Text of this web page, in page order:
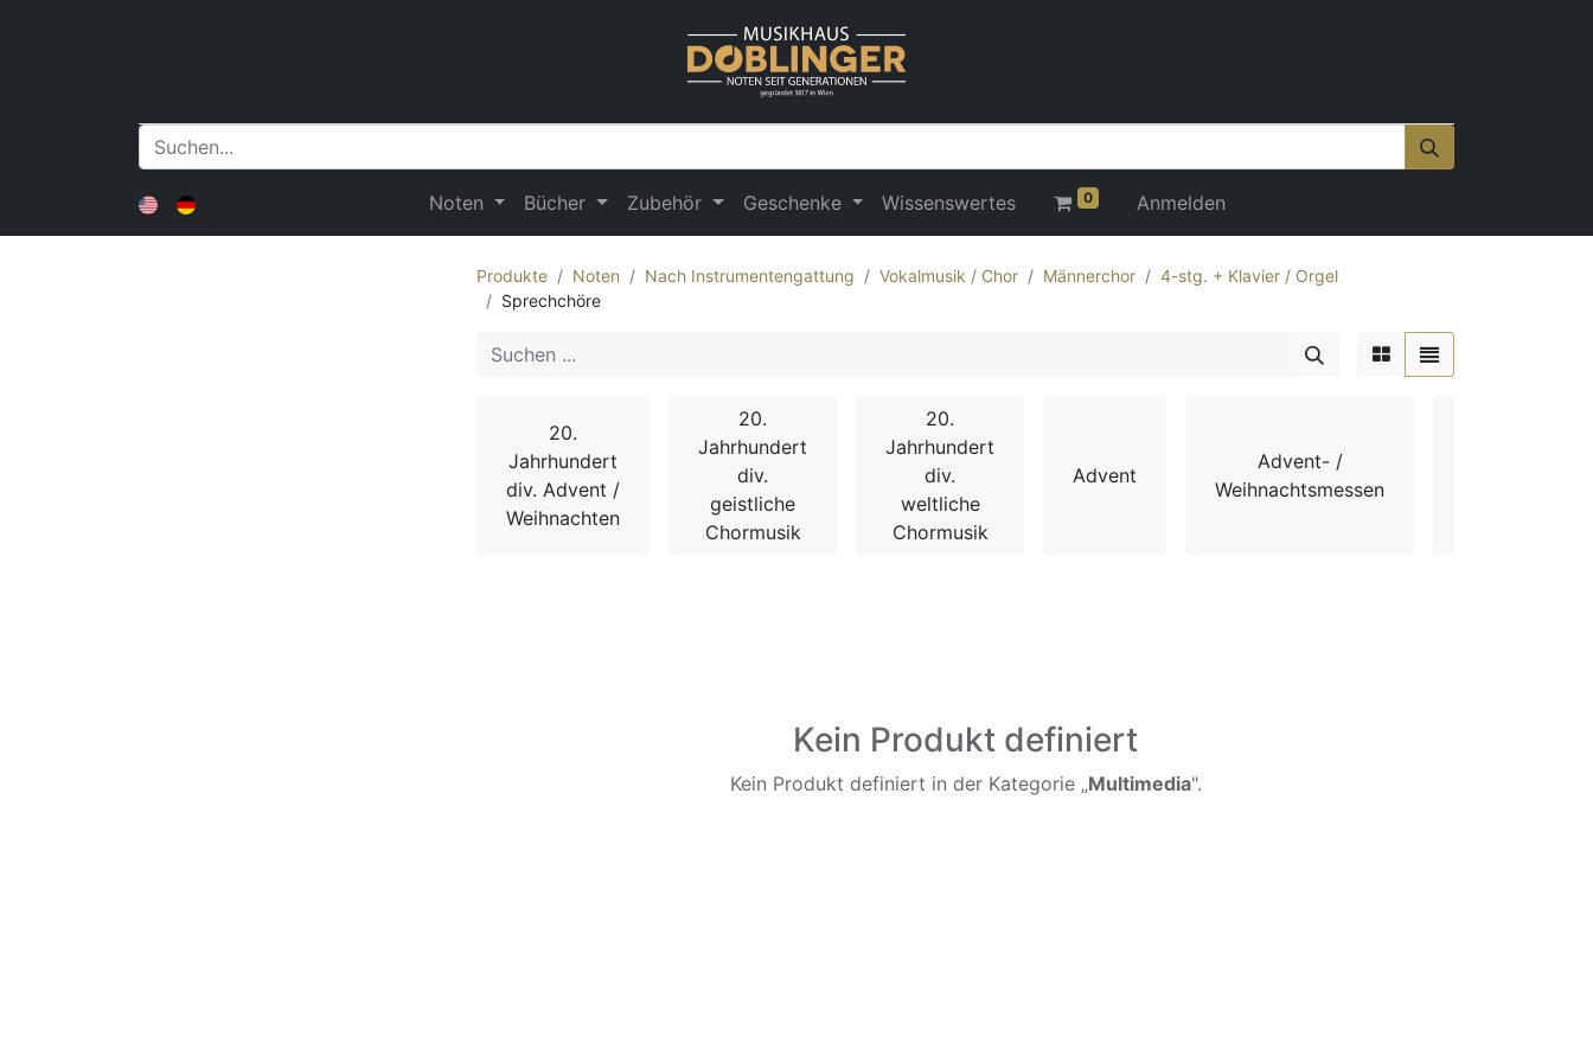
Noten Bücher Zubehör Geschenke Wissenswertes 0 Anmelden
Produkte Noten Nach Instrumentengattung Vokalmusik / Chor Männerchor
4-stg. + Klavier / Orgel
Sprechchöre
20.
Jahrhundert
div. Advent /
Weihnachten
20.
Jahrhundert
div.
geistliche
Chormusik
20.
Jahrhundert
div.
weltliche
Chormusik
Advent
Advent- /
Weihnachtsmessen
Kein Produkt definiert
Kein Produkt definiert in der Kategorie „Multimedia".